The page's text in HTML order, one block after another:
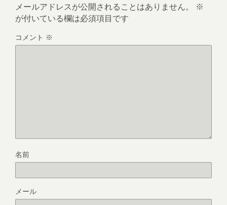
メールアドレスが公開されることはありません。
※
が付いている欄は必須項目です
コメント ※
名前
メール